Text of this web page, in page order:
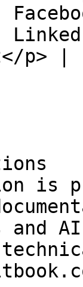
p> |
is
and